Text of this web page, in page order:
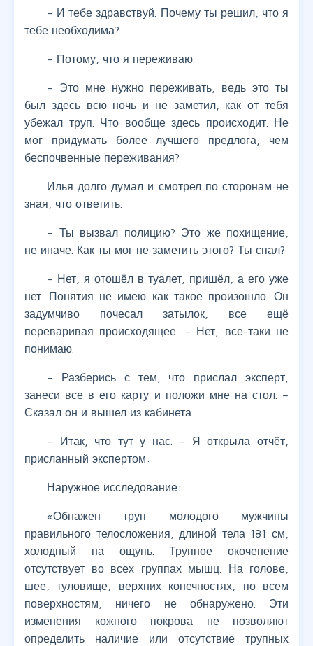
– И тебе здравствуй. Почему ты решил, что я
тебе необходима?
– Потому, что я переживаю.
– Это мне нужно переживать, ведь это ты
был здесь всю ночь и не заметил, как от тебя
убежал труп. Что вообще здесь происходит. Не
мог придумать более лучшего предлога, чем
беспочвенные переживания?
Илья долго думал и смотрел по сторонам не
зная, что ответить.
– Ты вызвал полицию? Это же похищение,
не иначе. Как ты мог не заметить этого? Ты спал?
– Нет, я отошёл в туалет, пришёл, а его уже
нет. Понятия не имею как такое произошло. Он
задумчиво почесал затылок, все ещё
переваривая происходящее. – Нет, все-таки не
понимаю.
– Разберись с тем, что прислал эксперт,
занеси все в его карту и положи мне на стол. –
Сказал он и вышел из кабинета.
– Итак, что тут у нас. – Я открыла отчёт,
присланный экспертом:
Наружное исследование:
«Обнажен труп молодого мужчины
правильного телосложения, длиной тела 181 см,
холодный на ощупь. Трупное окоченение
отсутствует во всех группах мышц. На голове,
шее, туловище, верхних конечностях, по всем
поверхностям, ничего не обнаружено. Эти
изменения кожного покрова не позволяют
определить наличие или отсутствие трупных